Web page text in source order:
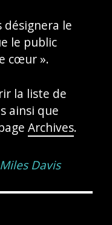
le
le public
cœur ».
la liste de
ainsi que
Archives.
Miles Davis